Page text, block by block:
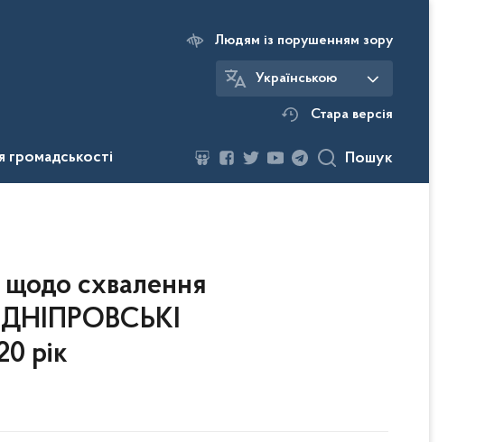
Людям із порушенням зору
Українською
Стара версія
громадськості Пошук
схвалення
ДНІПРОВСЬКІ
рік